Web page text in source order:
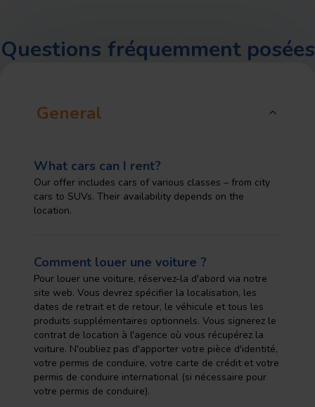
Questions fréquemment posées
General
What cars can I rent?
Our offer includes cars of various classes – from city
cars to SUVs. Their availability depends on the
location.
Comment louer une voiture ?
Pour louer une voiture, réservez-la d'abord via notre
site web. Vous devrez spécifier la localisation, les
dates de retrait et de retour, le véhicule et tous les
produits supplémentaires optionnels. Vous signerez le
contrat de location à l'agence où vous récupérez la
voiture. N'oubliez pas d'apporter votre pièce d'identité,
votre permis de conduire, votre carte de crédit et votre
permis de conduire international (si nécessaire pour
votre permis de conduire).